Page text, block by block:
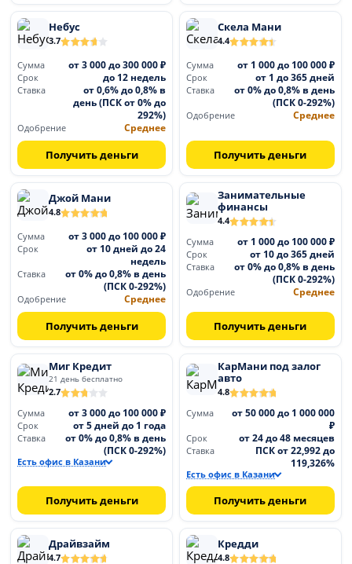
Небус
3.7
Сумма от 3 000 до 300 000 ₽
Срок до 12 недель
Ставка
от 0,6% до 0,8% в
день (ПСК от 0% до
292%)
Одобрение Среднее
Получить деньги
Скела Мани
4.4
Сумма от 1 000 до 100 000 ₽
Срок от 1 до 365 дней
Ставка
от 0% до 0,8% в день
(ПСК 0-292%)
Одобрение Среднее
Получить деньги
Джой Мани
4.8
Сумма от 3 000 до 100 000 ₽
Срок
от 10 дней до 24
недель
Ставка
от 0% до 0,8% в день
(ПСК 0-292%)
Одобрение Среднее
Получить деньги
Занимательные
финансы
4.4
Сумма
от 1 000 до 100 000 ₽
Срок от 10 до 365 дней
Ставка
от 0% до 0,8% в день
(ПСК 0-292%)
Одобрение Среднее
Получить деньги
Миг Кредит
21 день бесплатно
2.7
Сумма
от 3 000 до 100 000 ₽
Срок от 5 дней до 1 года
Ставка
от 0% до 0,8% в день
(ПСК 0-292%)
Есть офис в Казани
Получить деньги
КарМани под залог
авто
4.8
Сумма
от 50 000 до 1 000 000
₽
Срок от 24 до 48 месяцев
Ставка
ПСК от 22,992 до
119,326%
Есть офис в Казани
Получить деньги
Драйвзайм
4.7
Кредди
4.8